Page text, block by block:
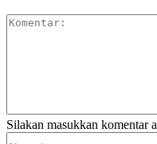
Silakan masukkan komentar